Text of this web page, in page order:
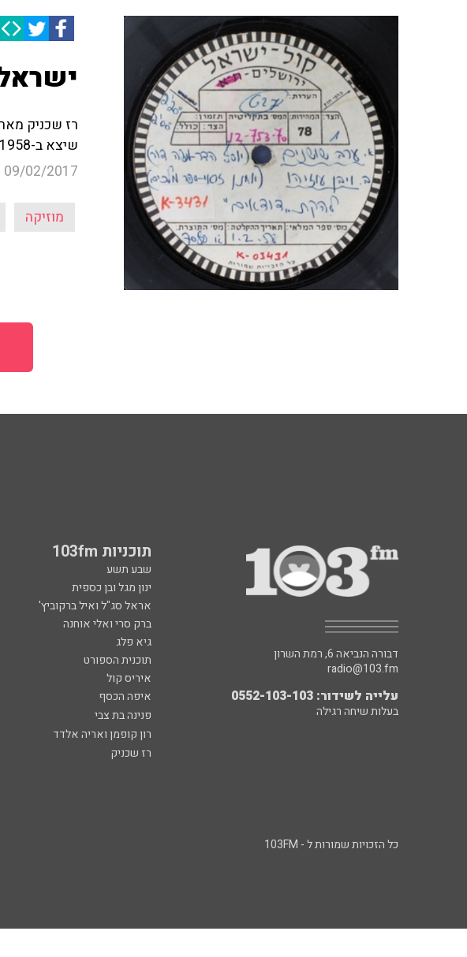
רז שכניק
שיצא ב-1958
09/02/2017
מוזיקה
תוכניות 103fm
שבע תשע
ינון מגל ובן כספית
אראל סג"ל ואיל ברקוביץ'
ברק סרי ואלי אוחנה
גיא פלג
תוכנית הספורט
איריס קול
איפה הכסף
פנינה בת צבי
רון קופמן ואריה אלדד
רז שכניק
דבורה הנביאה 6, רמת השרון
radio@103.fm
עלייה לשידור: 0552-103-103
בעלות שיחה רגילה
כל הזכויות שמורות ל - 103FM